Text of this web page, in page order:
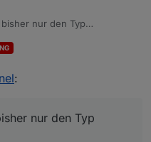
nur den Typ
nur bei dem Typ passiert.
"Standby" erwecke
Timer an zu laufen. Und
eingestellten Timeout wird
ein Touch ausgelöst wird,
:
nur den Typ